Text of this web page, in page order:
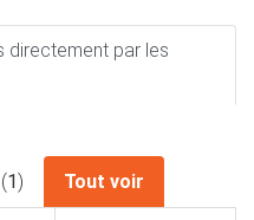
directement par les
1)
Tout voir